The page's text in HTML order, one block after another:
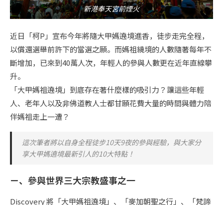
新港奉天宮前煙火
近日「柯P」宣布今年將隨大甲媽遶境進香，徒步走完全程，
以償還選舉前許下的當選之願。而媽祖繞境的人數隨著每年不
斷增加，已來到40萬人次，年輕人的參與人數更在近年直線攀
升。
「大甲媽祖遶境」到底存在著什麼樣的吸引力？讓這些年輕
人、老年人以及非佛道教人士都甘願花費大量的時間與體力陪
伴媽祖走上一遭？
這次筆者將以自身全程徒步10天9夜的參與經驗，與大家分
享大甲媽遶境最新引人的10大特點！
ㄧ、參與世界三大宗教盛事之一
Discovery 將「大甲媽祖遶境」、「麥加朝聖之行」、「梵諦